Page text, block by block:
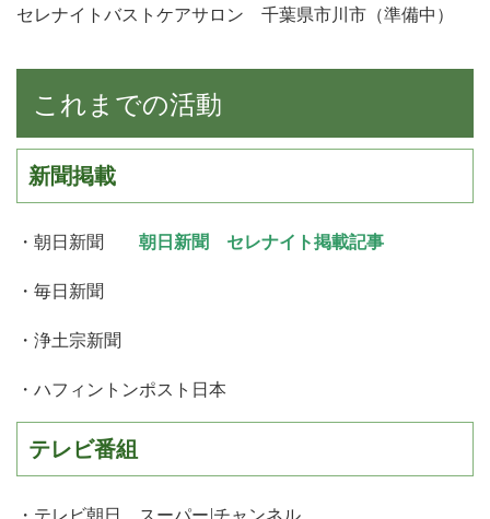
セレナイトバストケアサロン 千葉県市川市（準備中）
これまでの活動
新聞掲載
・朝日新聞 朝日新聞 セレナイト掲載記事
・毎日新聞
・浄土宗新聞
・ハフィントンポスト日本
テレビ番組